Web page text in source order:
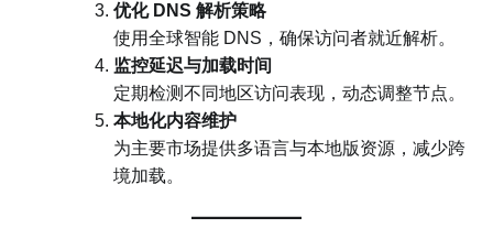
优化 DNS 解析策略
使用全球智能 DNS，确保访问者就近解析。
监控延迟与加载时间
定期检测不同地区访问表现，动态调整节点。
本地化内容维护
为主要市场提供多语言与本地版资源，减少跨
境加载。